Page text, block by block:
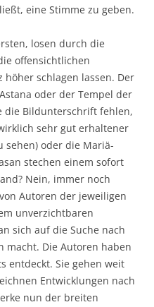
eine Stimme zu geben.
losen durch die
offensichtlichen
höher schlagen lassen. Der
oder der Tempel der
die Bildunterschrift fehlen,
sehr gut erhaltener
sehen) oder die Mariä-
stechen einem sofort
Nein, immer noch
Autoren der jeweiligen
unverzichtbaren
sich auf die Suche nach
macht. Die Autoren haben
entdeckt. Sie gehen weit
Entwicklungen nach
nun der breiten